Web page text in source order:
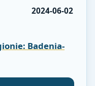
2024-06-02
Badenia-